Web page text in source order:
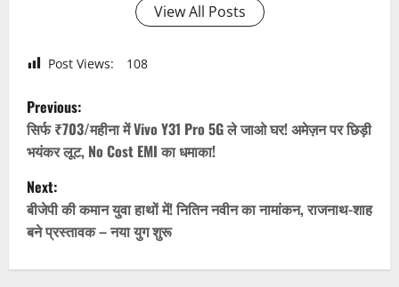
View All Posts
Post Views: 108
P
o
s
t
n
Previous:
सिर्फ ₹703/महीना में Vivo Y31 Pro 5G ले जाओ घर! अमेज़न पर छिड़ी
भयंकर लूट, No Cost EMI का धमाका!
Next:
बीजेपी की कमान युवा हाथों में! नितिन नवीन का नामांकन, राजनाथ-शाह
बने प्रस्तावक – नया युग शुरू